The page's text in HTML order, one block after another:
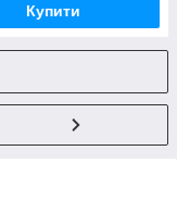
Купити